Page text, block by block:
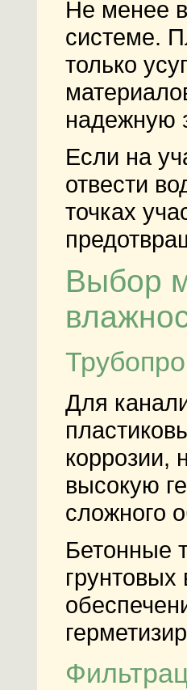
Не менее
системе.
только
надежную
Если на
отвести
точках
Выбор
Для
коррозии,
высокую
сложного
Бетонные